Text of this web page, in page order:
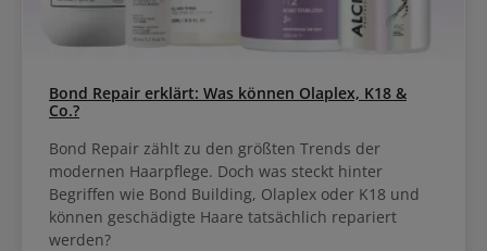
Bond Repair erklärt: Was können Olaplex, K18 &
Co.?
Bond Repair zählt zu den größten Trends der
modernen Haarpflege. Doch was steckt hinter
Begriffen wie Bond Building, Olaplex oder K18 und
können geschädigte Haare tatsächlich repariert
werden?